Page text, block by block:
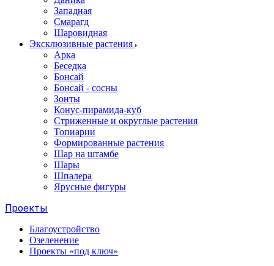
Западная
Смарагд
Шаровидная
Эксклюзивные растения
Арка
Беседка
Бонсай
Бонсай - сосны
Зонты
Конус-пирамида-куб
Стриженные и округлые растения
Топиарии
Формированные растения
Шар на штамбе
Шары
Шпалера
Ярусные фигуры
Проекты
Благоустройство
Озеленение
Проекты «под ключ»